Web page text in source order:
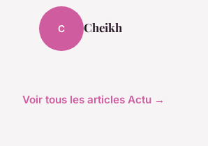
C Cheikh
Voir tous les articles Actu →